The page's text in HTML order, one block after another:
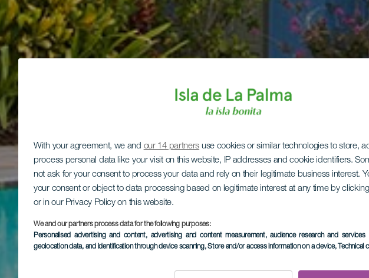
With your agreement, we and our 14 partners use cookies or similar technologies to store,
process personal data like your visit on this website, IP addresses and cookie identifiers.
not ask for your consent to process your data and rely on their legitimate business interest.
your consent or object to data processing based on legitimate interest at any time by
or in our Privacy Policy on this website.
We and our partners process data for the following purposes:
Personalised advertising and content, advertising and content measurement, audience research and services
geolocation data, and identification through device scanning, Store and/or access information on a device, Technical